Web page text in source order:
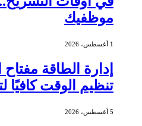
موظفيك
1 أغسطس، 2026
إدارة الطاقة مفتاح
تنظيم الوقت كافيًا
5 أغسطس، 2026